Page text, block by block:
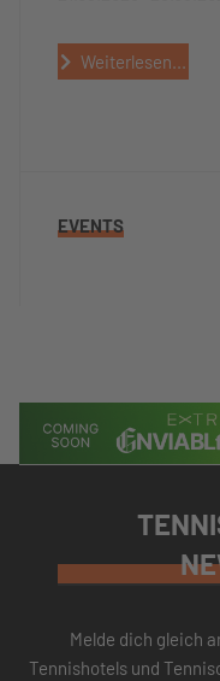
Weiterlesen...
EVENTS
Melde dich gleich
Tennishotels und